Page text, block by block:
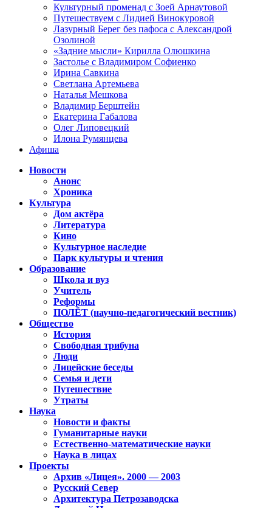
Культурный променад с Зоей Арнаутовой
Путешествуем с Лидией Винокуровой
Лазурный Берег без пафоса с Александрой
Озолиной
«Задние мысли» Кирилла Олюшкина
Застолье с Владимиром Софиенко
Ирина Савкина
Светлана Артемьева
Наталья Мешкова
Владимир Берштейн
Екатерина Габалова
Олег Липовецкий
Илона Румянцева
Афиша
Новости
Анонс
Хроника
Культура
Дом актёра
Литература
Кино
Культурное наследие
Парк культуры и чтения
Образование
Школа и вуз
Учитель
Реформы
ПОЛЁТ (научно-педагогический вестник)
Общество
История
Свободная трибуна
Люди
Лицейские беседы
Семья и дети
Путешествие
Утраты
Наука
Новости и факты
Гуманитарные науки
Естественно-математические науки
Наука в лицах
Проекты
Архив «Лицея». 2000 — 2003
Русский Север
Архитектура Петрозаводска